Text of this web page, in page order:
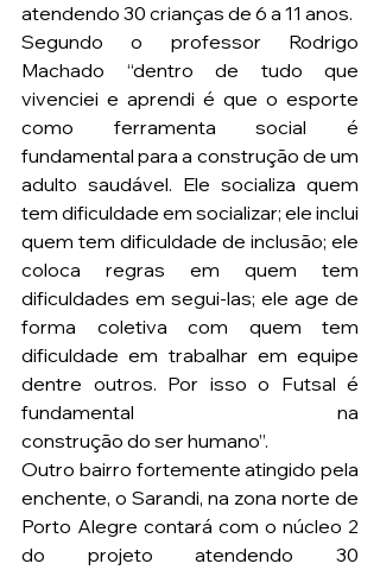
atendendo 30 crianças de 6 a 11 anos.
Segundo o professor Rodrigo
Machado “dentro de tudo que
vivenciei e aprendi é que o esporte
como ferramenta social é
fundamental para a construção de um
adulto saudável. Ele socializa quem
tem dificuldade em socializar; ele inclui
quem tem dificuldade de inclusão; ele
coloca regras em quem tem
dificuldades em segui-las; ele age de
forma coletiva com quem tem
dificuldade em trabalhar em equipe
dentre outros. Por isso o Futsal é
fundamental na
construção do ser humano”.
Outro bairro fortemente atingido pela
enchente, o Sarandi, na zona norte de
Porto Alegre contará com o núcleo 2
do projeto atendendo 30